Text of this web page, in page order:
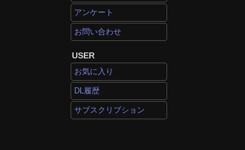
アンケート
お問い合わせ
USER
お気に入り
DL履歴
サブスクリプション